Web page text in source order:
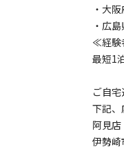
・大
・広
≪経
最短1
ご自
下記
阿見店
伊勢崎